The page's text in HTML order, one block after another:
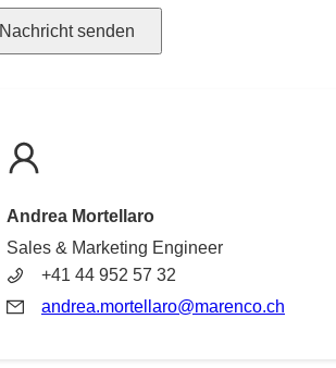
Nachricht senden
Andrea Mortellaro
Sales & Marketing Engineer
+41 44 952 57 32
andrea.mortellaro@marenco.ch